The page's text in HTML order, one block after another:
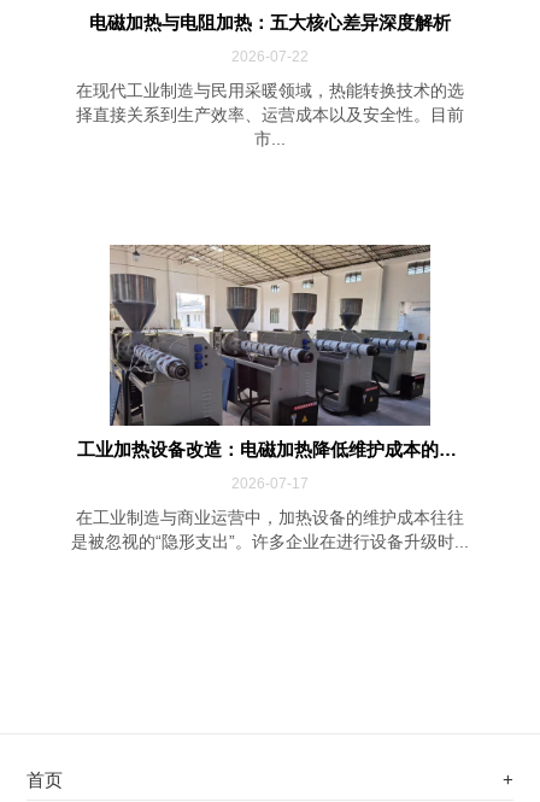
电磁加热与电阻加热：五大核心差异深度解析
2026-07-22
在现代工业制造与民用采暖领域，热能转换技术的选
择直接关系到生产效率、运营成本以及安全性。目前
市...
工业加热设备改造：电磁加热降低维护成本的四...
2026-07-17
在工业制造与商业运营中，加热设备的维护成本往往
是被忽视的“隐形支出”。许多企业在进行设备升级时...
首页 +